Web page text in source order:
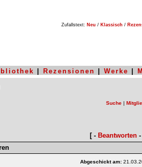
Zufallstext: Neu / Klassisch /
Rezensionen Werke
Suche |
[ - Beantworten
Abgeschickt am: